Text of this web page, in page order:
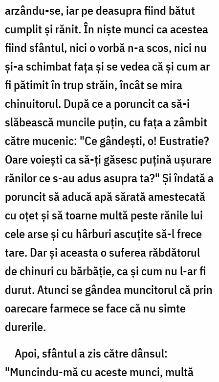
arzându-se, iar pe deasupra fiind bătut
cumplit şi rănit. În nişte munci ca acestea
fiind sfântul, nici o vorbă n-a scos, nici nu
şi-a schimbat faţa şi se vedea că şi cum ar
fi pătimit în trup străin, încât se mira
chinuitorul. După ce a poruncit ca să-i
slăbească muncile puţin, cu faţa a zâmbit
către mucenic: "Ce gândeşti, o! Eustratie?
Oare voieşti ca să-ţi găsesc puţină uşurare
rănilor ce s-au adus asupra ta?" Şi îndată a
poruncit să aducă apă sărată amestecată
cu oţet şi să toarne multă peste rănile lui
cele arse şi cu hârburi ascuţite să-l frece
tare. Dar şi aceasta o suferea răbdătorul
de chinuri cu bărbăţie, ca şi cum nu l-ar fi
durut. Atunci se gândea muncitorul că prin
oarecare farmece se face că nu simte
durerile.
Apoi, sfântul a zis către dânsul:
"Muncindu-mă cu aceste munci, multă